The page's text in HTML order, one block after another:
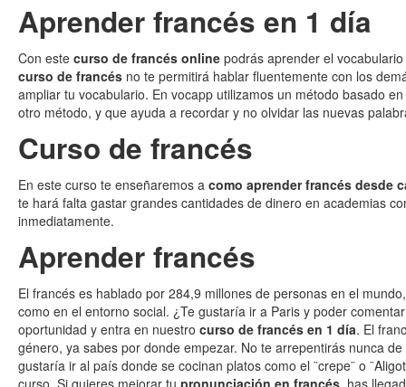
Aprender francés en 1 día
Con este curso de francés online podrás aprender el
curso de francés no te permitirá hablar fluentemente con los
ampliar tu vocabulario. En vocapp utilizamos un método basado
otro método, y que ayuda a recordar y no olvidar las nuevas
Curso de francés
En este curso te enseñaremos a como aprender francés desde
te hará falta gastar grandes cantidades de dinero en academias
inmediatamente.
Aprender francés
El francés es hablado por 284,9 millones de personas en el
como en el entorno social. ¿Te gustaría ir a Paris y poder
oportunidad y entra en nuestro curso de francés en 1 día. El
género, ya sabes por donde empezar. No te arrepentirás nunca
gustaría ir al país donde se cocinan platos como el ¨crepe¨ o
curso. Si quieres mejorar tu pronunciación en francés, has